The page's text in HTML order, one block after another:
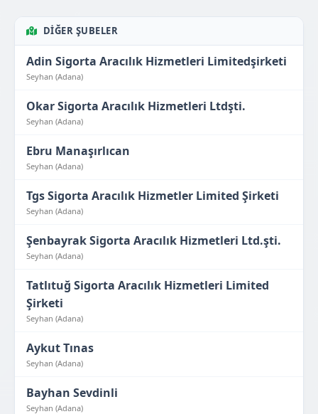
DIĞER ŞUBELER
Adin Sigorta Aracılık Hizmetleri Limitedşirketi
Seyhan (Adana)
Okar Sigorta Aracılık Hizmetleri Ltdşti.
Seyhan (Adana)
Ebru Manaşırlıcan
Seyhan (Adana)
Tgs Sigorta Aracılık Hizmetler Limited Şirketi
Seyhan (Adana)
Şenbayrak Sigorta Aracılık Hizmetleri Ltd.şti.
Seyhan (Adana)
Tatlıtuğ Sigorta Aracılık Hizmetleri Limited
Şirketi
Seyhan (Adana)
Aykut Tınas
Seyhan (Adana)
Bayhan Sevdinli
Seyhan (Adana)